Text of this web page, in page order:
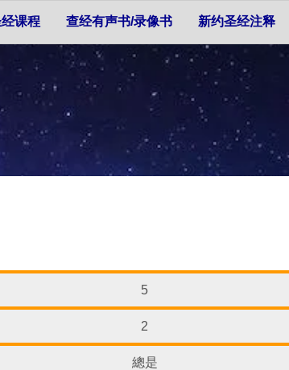
课程 查经有声书/录像书 新约圣经注释
5
2
總是